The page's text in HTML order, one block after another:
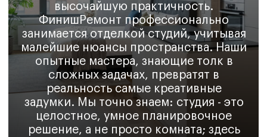
решение, а не просто комната; здесь
важен КПД каждого сантиметра.
Записаться на просмотр
Какие факторы